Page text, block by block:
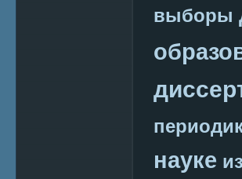
выборы
науке